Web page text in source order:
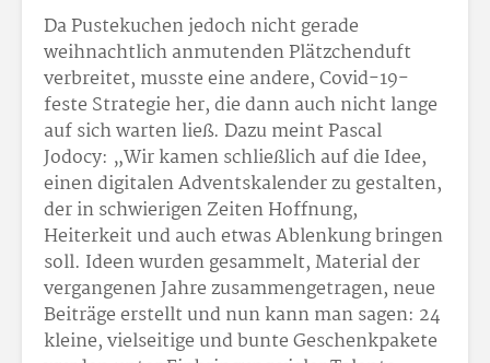
Da Pustekuchen jedoch nicht gerade
weihnachtlich anmutenden Plätzchenduft
verbreitet, musste eine andere, Covid-19-
feste Strategie her, die dann auch nicht lange
auf sich warten ließ. Dazu meint Pascal
Jodocy: „Wir kamen schließlich auf die Idee,
einen digitalen Adventskalender zu gestalten,
der in schwierigen Zeiten Hoffnung,
Heiterkeit und auch etwas Ablenkung bringen
soll. Ideen wurden gesammelt, Material der
vergangenen Jahre zusammengetragen, neue
Beiträge erstellt und nun kann man sagen: 24
kleine, vielseitige und bunte Geschenkpakete